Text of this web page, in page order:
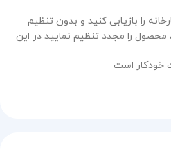
را بازیابی کنید و بدون تنظیم
را مجدد تنظیم نمایید در این
خودکار است